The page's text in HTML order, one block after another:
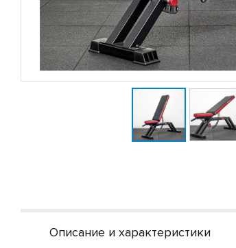
Описание и характеристики